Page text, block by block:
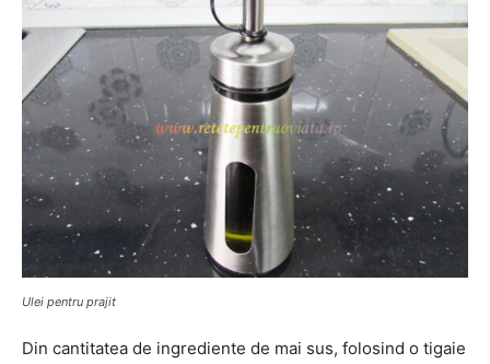
Ulei pentru prajit
Din cantitatea de ingrediente de mai sus, folosind o tigaie